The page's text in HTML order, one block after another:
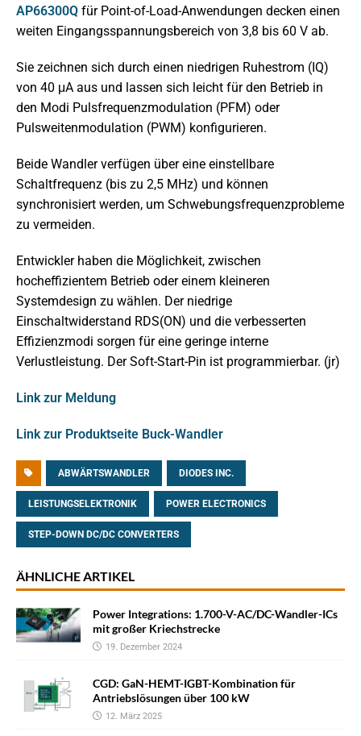
AP66300Q für Point-of-Load-Anwendungen decken einen
weiten Eingangsspannungsbereich von 3,8 bis 60 V ab.
Sie zeichnen sich durch einen niedrigen Ruhestrom (IQ)
von 40 μA aus und lassen sich leicht für den Betrieb in
den Modi Pulsfrequenzmodulation (PFM) oder
Pulsweitenmodulation (PWM) konfigurieren.
Beide Wandler verfügen über eine einstellbare
Schaltfrequenz (bis zu 2,5 MHz) und können
synchronisiert werden, um Schwebungsfrequenzprobleme
zu vermeiden.
Entwickler haben die Möglichkeit, zwischen
hocheffizientem Betrieb oder einem kleineren
Systemdesign zu wählen. Der niedrige
Einschaltwiderstand RDS(ON) und die verbesserten
Effizienzmodi sorgen für eine geringe interne
Verlustleistung. Der Soft-Start-Pin ist programmierbar. (jr)
Link zur Meldung
Link zur Produktseite Buck-Wandler
ABWÄRTSWANDLER DIODES INC.
LEISTUNGSELEKTRONIK POWER ELECTRONICS
STEP-DOWN DC/DC CONVERTERS
ÄHNLICHE ARTIKEL
Power Integrations: 1.700-V-AC/DC-Wandler-ICs
mit großer Kriechstrecke
19. Dezember 2024
CGD: GaN-HEMT-IGBT-Kombination für
Antriebslösungen über 100 kW
12. März 2025